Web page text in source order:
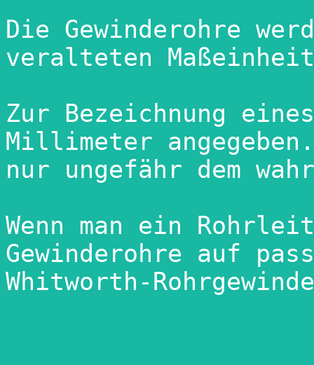
Die Gewinderohre
veralteten
Zur Bezeichnung
Millimeter
nur ungefähr dem
Wenn man ein
Gewinderohre auf
Whitworth-